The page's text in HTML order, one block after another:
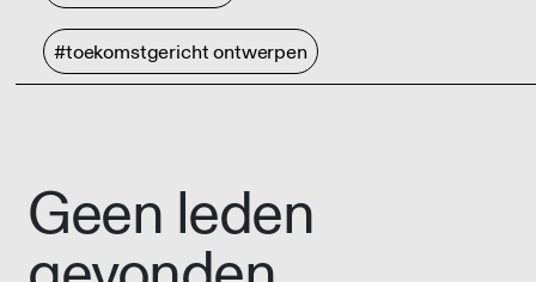
#toekomstgericht ontwerpen
Geen leden